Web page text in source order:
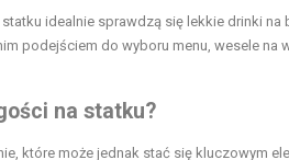
idealnie sprawdzą się lekkie drinki
podejściem do wyboru menu, wesele na
na statku?
które może jednak stać się kluczowym